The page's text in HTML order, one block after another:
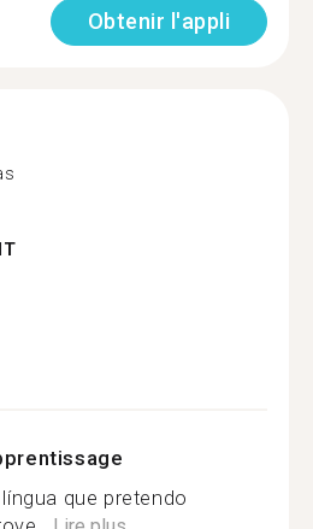
Obtenir l'appli
que pretendo